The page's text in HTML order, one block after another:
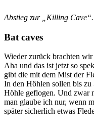
Abstieg zur „Killing Cave“.
Bat caves
Wieder zurück brachten
Aha und das ist jetzt so
gibt die mit dem Mist der
In den Höhlen sollen bis zu
Höhle geflogen. Und zwar
man glaube ich nur, wenn
später sicherlich etwas